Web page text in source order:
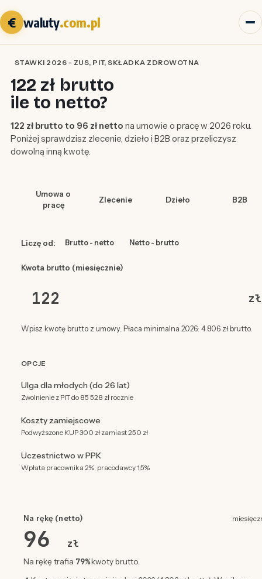
€ waluty.com.pl
STAWKI 2026 - ZUS, PIT, SKŁADKA ZDROWOTNA
122 zł brutto
ile to netto?
122 zł brutto to 96 zł netto na umowie o pracę w 2026 roku.
Poniżej sprawdzisz zlecenie, dzieło i B2B oraz przeliczysz
dowolną inną kwotę.
Umowa o
pracę
Zlecenie Dzieło B2B
Liczę od: Brutto - netto Netto - brutto
Kwota brutto (miesięcznie)
zł
Wpisz kwotę brutto z umowy. Płaca minimalna 2026: 4 806 zł brutto.
OPCJE
Ulga dla młodych (do 26 lat)
Zwolnienie z PIT do 85 528 zł rocznie
Koszty zamiejscowe
Podwyższone KUP 300 zł zamiast 250 zł
Uczestnictwo w PPK
Wpłata pracownika 2%, pracodawcy 1,5%
Na rękę (netto)
96 zł
Na rękę trafia 79%kwoty brutto.